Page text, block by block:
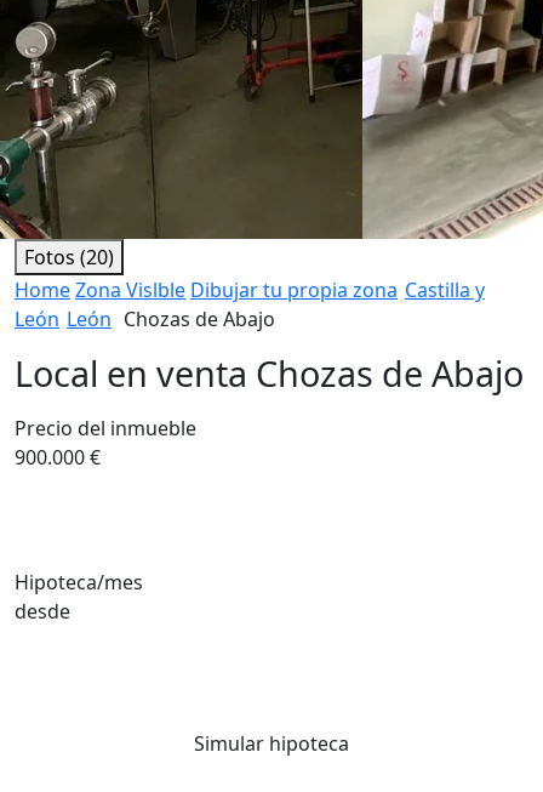
Fotos (20)
HomeZona Vislble Dibujar tu propia zona Castilla y
León León Chozas de Abajo
Local en venta Chozas de Abajo
Precio del inmueble
900.000 €
Hipoteca/mes
desde
Simular hipoteca